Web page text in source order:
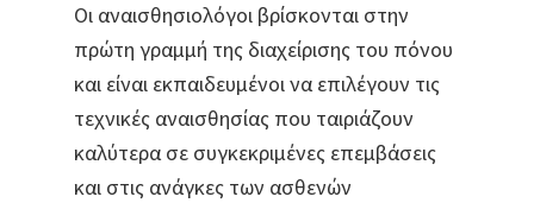
Οι αναισθησιολόγοι βρίσκονται στην
πρώτη γραμμή της διαχείρισης του πόνου
και είναι εκπαιδευμένοι να επιλέγουν τις
τεχνικές αναισθησίας που ταιριάζουν
καλύτερα σε συγκεκριμένες επεμβάσεις
και στις ανάγκες των ασθενών